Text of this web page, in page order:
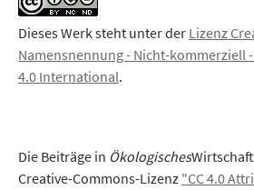
Dieses Werk steht unter der Lizenz
Namensnennung - Nicht-kommerziell
4.0 International.
Die Beiträge in Ökologisches
Creative-Commons-Lizenz "CC 4.0